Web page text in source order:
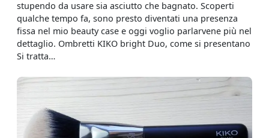
stupendo da usare sia asciutto che bagnato. Scoperti
qualche tempo fa, sono presto diventati una presenza
fissa nel mio beauty case e oggi voglio parlarvene più nel
dettaglio. Ombretti KIKO bright Duo, come si presentano
Si tratta…